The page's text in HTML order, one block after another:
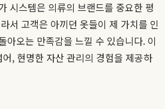
시스템은 의류의 브랜드를 중요한 평
서 고객은 아끼던 옷들이 제 가치를 인
아오는 만족감을 느낄 수 있습니다. 이
, 현명한 자산 관리의 경험을 제공하